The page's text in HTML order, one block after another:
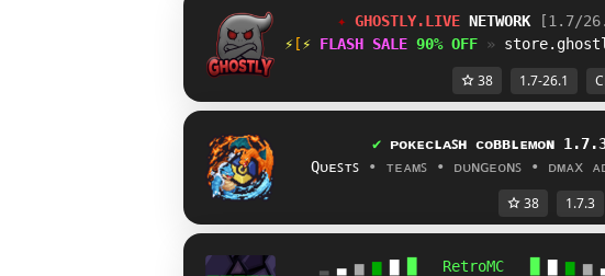
✦ GHOSTLY.LIVE NETWORK [1.7/
⚡ E ⚡ FLASH SALE 90% OFF »
38 1.7-26.1
✔ ᴘᴏᴋᴇᴄʟᴀꜱʜ ᴄᴏʙʙʟᴇᴍᴏɴ 1 .7.
Qᴜᴇꜱᴛꜱ
• ᴛᴇᴀᴍꜱ • ᴅᴜɴɢᴇᴏɴꜱ • ᴅᴍᴀx
38 1.7.3
▃ ▅ ▆ ▇ RetroMC ▆ ▅